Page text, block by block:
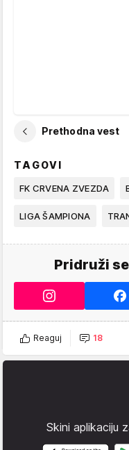
Prethodna vest
TAGOVI
FK CRVENA ZVEZDA
LIGA ŠAMPIONA
Pridruži
Reaguj 18
Skini aplikaciju